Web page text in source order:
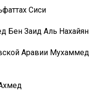
Сиси
Бен Заид Аль Нахайян
Аравии Мухаммед